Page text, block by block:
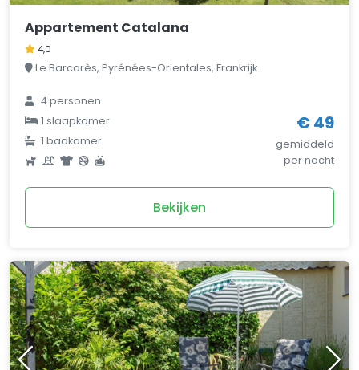
Appartement Catalana
4,0
Le Barcarès, Pyrénées-Orientales, Frankrijk
4 personen
1 slaapkamer
1 badkamer
€ 49
gemiddeld
per nacht
Bekijken